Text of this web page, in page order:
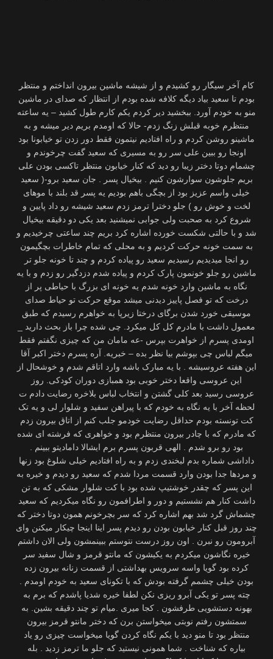
کام آخر سیگار رو کشیدم و از شیشه ماشین بیرون انداختم و منتظر
بودم تا سعید بیاد دیگه کلافه شده بودم از انتظار که صدای در ماشین
منو به خودم آورد. ببخشید دیر کردم یکم کارم طول کشید – یه ساعته
منتظرم خوبه قبلش زنگ زدم- حالا که اومدم بریم دیر میشه و به
ماشینو روشن کردم و راه افتادیم نیتمون فقط دور زدن تو خیابونا بود
اونجا رو ببین علی سر رو به مسیری که سعید گفت چرخوندم و
چشمام دوتا دختر زیبا رو دید که کنار خیابون منتظر تاکسی بودن علی
بریم جلوشون سوارشون کنیم . بیخیال پسر . جان سعید برو-( سعید
خیلی واسم عزیز بود از بچگی باهم بودیم یه پسر قد بلند با موهای
لخت و خوش رو ) جلو دخترا ترمز زدم سعید شیشه رو داد پایین و
شروع کرد به صحبت ولی جوابی نمیشنید بعد یکی دو دقیقه بیخیال
شد و با حالتی شکست خورده اشاره کرد بریم چند ساعتی چرخیدیم و
به سمت خونه حرکت کردیم و به محلی که تمام خاطرات بچگیمون
رو انجا میدیدیم رسیدیم سعید رو پیاده کردم و چند تا خونه جلو تر
ماشین رو جلو خونمون پارک کردم و پیاده شدم دزدگیر رو زدم و با یه
نگاه به ماشین وارد خونه شدم یه خونه ای بزرگ با حیاطی پر از
درخت که تو فصل پاییز دیدنی میشد موقع حرکت تو حیاط صدای
موسیقی خورد شدن برگای درختا زیرپا به خواهرم رسیدم که طبق
معمول داشت با مادرم کل کل میکرد. چی شده چرا باز بحث دارید _
اومدی پسرم از خواهرت بپرس -عه مامان من که چیزی نگفتم فقط
میگم لباس چی بپوشم بیا نظر بده – خبریه. آره پسرم دختر اکبر آقا
این هفته عروسیشه . با یه مبارک باشه وارد اتاقم شدم و خوشحال از
این عروسی واقعا دختر خوبی بود همبازی دوران کودکی. روز
عروسی رسید بعد کلی گشتن و انتخاب لباس بلاخره رضایت دادم ت
لحظه آخر با یه نگاه به خودم که با پیراهن سفید و شلوار لی و یه تک
کت تونسته بودم حداقل رضایت خودمو جلب کنم از اتاق بیرون زدم
که مادرم که با چادر بیرون منتظرم بود و خواهری که فرشته ای شده
بود رو برو شدم . الهی قربون پسرم برم ایشالا دامادیتو ببینم .
داداشی شماره بدم لبخندی زدم و به راه افتادیم خیلی شلوغ بود زنها
و مردها جدا بودن وارد قسمت مردا شدم که سعید رو دیدم و خیره به
این پسر که چقدر خوشتیپ شده بود با کت شلوار مشکی که به تن
داشت کنار هم نشستیم و دور و اطرافمون رو نگاه میکردیم که سعید
چشماش گرد شد بهم اشاره کرد که سر بچرخونم همون دوتا دختر که
چند روز قبل کنار خیابون بودن رو دیدم پسر اینا اینجا چیکار میکنن وای
آبرومون رو نبرن . اون روز درست نتوستم ببینمشون ولی الان داشتم
خیره نگاشون میکردم به یکیشون که مانتو قرمز و شال سفید سر
کرده بود گویا واسه سرویس بهداشتی از قسمت زنانه بیرون زده
بودن خیلی چشمم گرفته بودش که با تکونای سعید به خودم اومدم .
چته پسر تو یکی آبرو ریزی نکن لطفا خیره شدیا پاشدم که برم به
بهونه دستشویی طرفشون . کجا میری .میام تو چند دقیقه بشین. به
سمتشون رفتم نوبتی میخواستن برن که دختر مانتو قرمز بیرون
منتظر بود تا منو دید با یکم نگاه کردن گویا میخواست چیزی رو یاد
بیاره که شناخت . شما همونی نیستید که جلو ما ترمز زدید . بله